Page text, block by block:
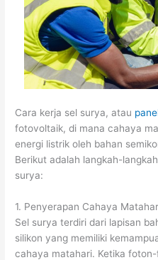
Cara kerja sel surya, atau
fotovoltaik, di mana cahaya
energi listrik oleh bahan
Berikut adalah langkah-
surya:
1. Penyerapan Cahaya
Sel surya terdiri dari lapisan
silikon yang memiliki
cahaya matahari. Ketika